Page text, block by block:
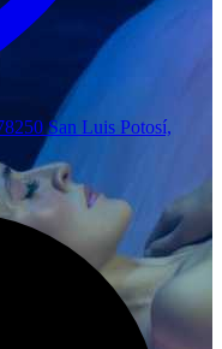
San Luis Potosí,